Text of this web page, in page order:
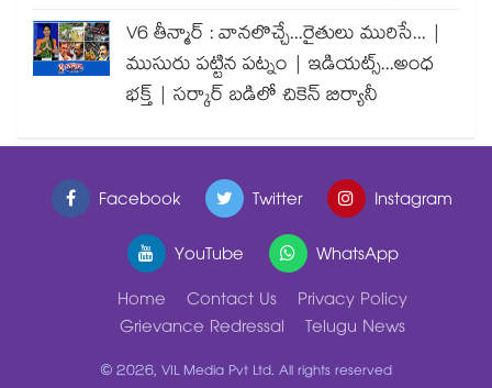
V6 తీన్మార్ : వానలొచ్చే...రైతులు మురిసే... |
ముసురు పట్టిన పట్నం | ఇడియట్స్...అంధ
భక్త్ | సర్కార్ బడిలో చికెన్ బిర్యానీ
Facebook Twitter
Instagram
YouTube
WhatsApp
Home
Contact Us
Privacy Policy
Grievance Redressal
Telugu News
© 2026, VIL Media Pvt Ltd. All rights reserved